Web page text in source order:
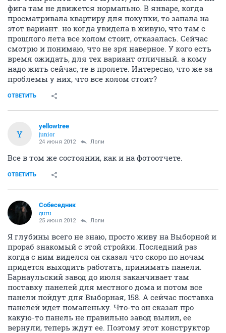
фига там не движется нормально. В январе, когда
просматривала квартиру для покупки, то запала на
этот вариант. но когда увидела в живую, что там с
прошлого лета все колом стоит, отказалась. Сейчас
смотрю и понимаю, что не зря наверное. У кого есть
время ожидать, для тех вариант отличный. а кому
надо жить сейчас, те в пролете. Интересно, что же за
проблемы у них, что все колом стоит?
ОТВЕТИТЬ
Y
yellowtree
junior
24 июня 2012 Лоли
Все в том же состоянии, как и на фотоотчете.
ОТВЕТИТЬ
Собеседник
guru
25 июня 2012 Лоли
Я глубины всего не знаю, просто живу на Выборной и
прораб знакомый с этой стройки. Последний раз
когда с ним виделся он сказал что скоро по ночам
придется выходить работать, принимать панели.
Барнаульский завод до июля заканчивает там
поставку панелей для местного дома и потом все
панели пойдут для Выборная, 158. А сейчас поставка
панелей идет помаленьку. Что-то он сказал про
какую-то панель не правильно завод вылил, ее
вернули, теперь ждут ее. Поэтому этот конструктор